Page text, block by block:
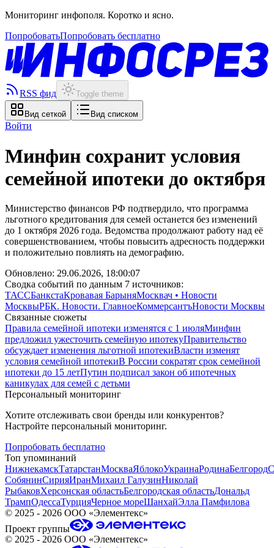
Мониторинг инфополя. Коротко и ясно.
ПопробоватьПопробовать бесплатно
RSS фид Toggle theme
Вид сеткой Вид списком
Войти
Минфин сохранит условия
семейной ипотеки до октября
Министерство финансов РФ подтвердило, что программа
льготного кредитования для семей останется без изменений
до 1 октября 2026 года. Ведомства продолжают работу над её
совершенствованием, чтобы повысить адресность поддержки
и положительно повлиять на демографию.
Обновлено: 29.06.2026, 18:00:07
Сводка событий по данным 7 источников:
ТАССБанкстаКровавая БарыняМосквач • Новости
МосквыРБК. Новости. ГлавноеКоммерсантъНовости Москвы
Связанные сюжеты
Правила семейной ипотеки изменятся с 1 июляМинфин
предложил ужесточить семейную ипотекуПравительство
обсуждает изменения льготной ипотекиВласти изменят
условия семейной ипотекиВ России сократят срок семейной
ипотеки до 15 летПутин подписал закон об ипотечных
каникулах для семей с детьми
Персональный мониторинг
Хотите отслеживать свои бренды или конкурентов?
Настройте персональный мониторинг.
Попробовать бесплатно
Топ упоминаний
НижнекамскТатарстанМоскваЯблокоУкраинаРодинаБелгород
СобянинСирияИранМихаил ГалузинНиколай
РыбаковХерсонская областьБелгородская областьДональд
ТрампОдессаТурцияЧерное мореШанхайЭлла Памфилова
© 2025 - 2026 ООО «Элементекс»
Проект группы
© 2025 - 2026 ООО «Элементекс»